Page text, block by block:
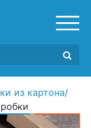
из картона/